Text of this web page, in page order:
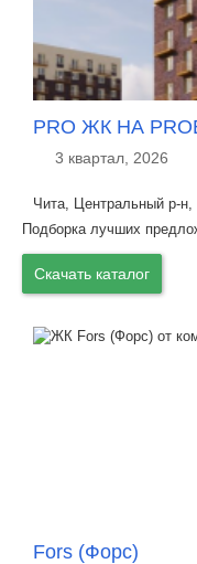
PRO ЖК НА
3 квартал, 2026
Чита, Центральный р-
Подборка лучших
Скачать каталог
Fors (Форс)